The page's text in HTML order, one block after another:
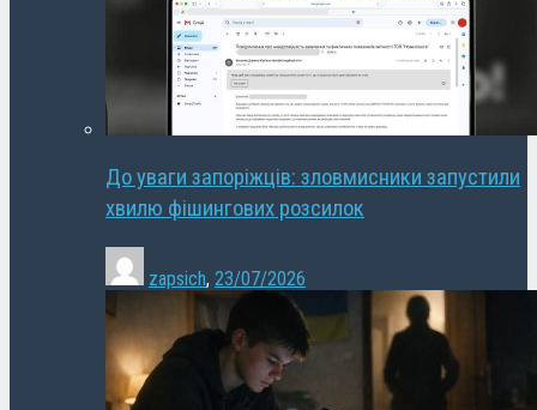
До уваги запоріжців: зловмисники запустили
хвилю фішингових розсилок
zapsich, 23/07/2026